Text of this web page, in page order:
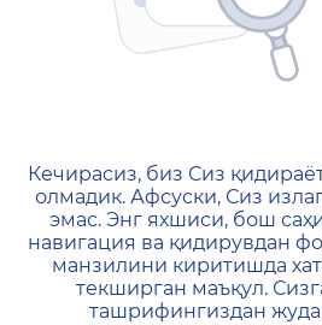
404 —
Кечирасиз, биз Сиз
олмадик. Афсуски, Сиз
эмас. Энг яхшиси, бош
навигация ва қидирувдан
манзилини киритишда
текширган маъқул.
ташрифингиздан